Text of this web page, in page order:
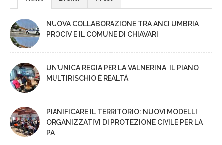
NUOVA COLLABORAZIONE TRA ANCI UMBRIA
PROCIV E IL COMUNE DI CHIAVARI
UN’UNICA REGIA PER LA VALNERINA: IL PIANO
MULTIRISCHIO È REALTÀ
PIANIFICARE IL TERRITORIO: NUOVI MODELLI
ORGANIZZATIVI DI PROTEZIONE CIVILE PER LA
PA